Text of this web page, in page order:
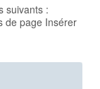
suivants :
de page Insérer